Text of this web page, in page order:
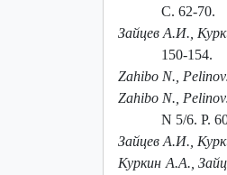
С. 62-70.
Зайцев А.И.,
150-154.
Zahibo N.,
Zahibo N.,
N 5/6. P.
Зайцев А.И.,
Куркин А.А.,